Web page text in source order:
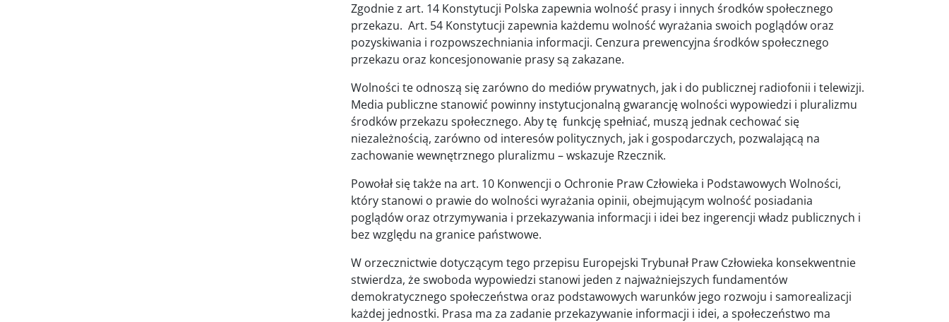
Zgodnie z art. 14 Konstytucji Polska zapewnia wolność prasy i innych środków społecznego
przekazu. Art. 54 Konstytucji zapewnia każdemu wolność wyrażania swoich poglądów oraz
pozyskiwania i rozpowszechniania informacji. Cenzura prewencyjna środków społecznego
przekazu oraz koncesjonowanie prasy są zakazane.
Wolności te odnoszą się zarówno do mediów prywatnych, jak i do publicznej radiofonii i telewizji.
Media publiczne stanowić powinny instytucjonalną gwarancję wolności wypowiedzi i pluralizmu
środków przekazu społecznego. Aby tę funkcję spełniać, muszą jednak cechować się
niezależnością, zarówno od interesów politycznych, jak i gospodarczych, pozwalającą na
zachowanie wewnętrznego pluralizmu – wskazuje Rzecznik.
Powołał się także na art. 10 Konwencji o Ochronie Praw Człowieka i Podstawowych Wolności,
który stanowi o prawie do wolności wyrażania opinii, obejmującym wolność posiadania
poglądów oraz otrzymywania i przekazywania informacji i idei bez ingerencji władz publicznych i
bez względu na granice państwowe.
W orzecznictwie dotyczącym tego przepisu Europejski Trybunał Praw Człowieka konsekwentnie
stwierdza, że swoboda wypowiedzi stanowi jeden z najważniejszych fundamentów
demokratycznego społeczeństwa oraz podstawowych warunków jego rozwoju i samorealizacji
każdej jednostki. Prasa ma za zadanie przekazywanie informacji i idei, a społeczeństwo ma